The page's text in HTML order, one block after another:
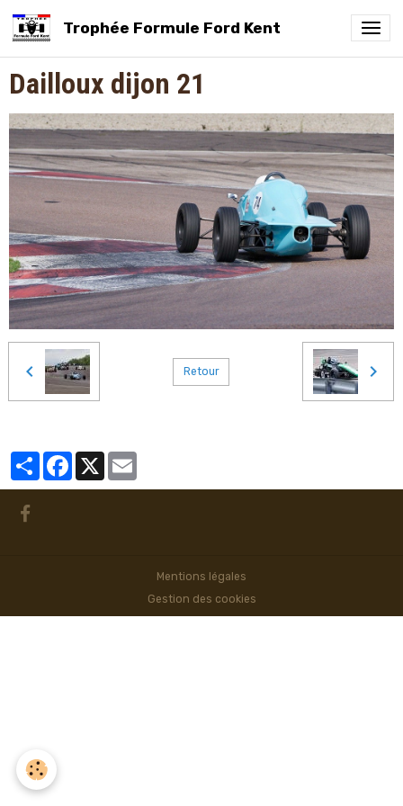
Trophée Formule Ford Kent
Dailloux dijon 21
Retour
PartagerFacebook
Mentions légales
Gestion des cookies